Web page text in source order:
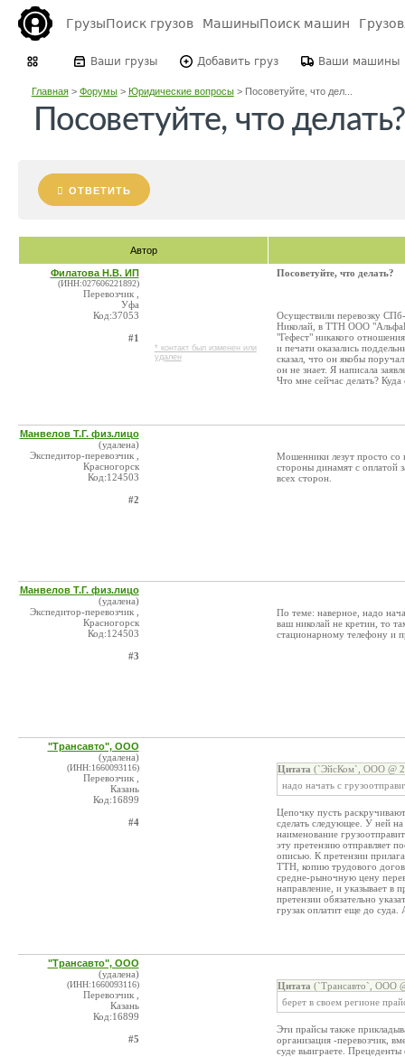
ГрузыПоиск грузов МашиныПоиск машин
Ваши грузы Добавить груз Ваши машины
Главная> Форумы> Юридические вопросы> Посоветуйте, что дел...
Посоветуйте, что делать?
ОТВЕТИТЬ
Автор
Филатова Н.В. ИП
(ИНН:027606221892)
Перевозчик ,
Уфа
Код:37053
#1
* контакт был изменен или
удален
Посоветуйте, что делать?
Осуществили перевозку
Николай, в ТТН ООО
"Гефест" никакого
и печати оказались
сказал, что он якобы
он не знает. Я написала
Что мне сейчас делать?
Манвелов Т.Г. физ.лицо
(удалена)
Экспедитор-перевозчик ,
Красногорск
Код:124503
#2
Мошенники лезут просто со
стороны динамят с оплатой
всех сторон.
Манвелов Т.Г. физ.лицо
(удалена)
Экспедитор-перевозчик ,
Красногорск
Код:124503
#3
По теме: наверное, надо
ваш николай не кретин, то
стационарному телефону и
"Трансавто", ООО
(удалена)
(ИНН:1660093116)
Перевозчик ,
Казань
Код:16899
#4
Цитата (`ЭйсКом`, ООО @
надо начать с
Цепочку пусть
сделать следующее. У ней
наименование
эту претензию отправляет
описью. К претензии
ТТН, копию трудового
средне-рыночную цену
направление, и указывает в
претензии обязательно
грузак оплатит еще до суда.
"Трансавто", ООО
(удалена)
(ИНН:1660093116)
Перевозчик ,
Казань
Код:16899
#5
Цитата (`Трансавто`, ООО
берет в своем регионе
Эти прайсы также
организация -перевозчик,
суде выиграете. Прецеденты